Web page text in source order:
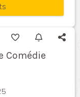
Comédie